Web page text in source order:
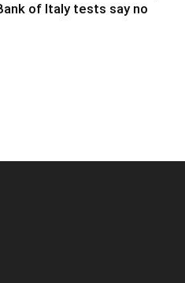
of Italy tests say no